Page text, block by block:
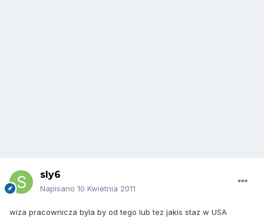
sly6
Napisano 10 Kwietnia 2011
wiza pracownicza byla by od tego lub tez jakis staz w USA